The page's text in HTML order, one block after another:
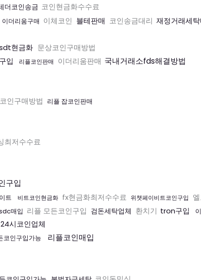
더코인송금 코인현금화수수료
이더리움구매 이체코인 블테판매 코인송금대리 재정거래세
현금화 문상코인구매방법
입 리플코인판매 이더리움판매 국내거래소fds해결방법
인구매방법 리플 잡코인판매
최저수수료
구입
트 비트코인현금화 fx현금화최저수수료 위챗페이비트코인구입
매입 리플 모든코인구입 검돈세탁업체 환치기 tron구입
24시코인업체
코인구입가능 리플코인매입